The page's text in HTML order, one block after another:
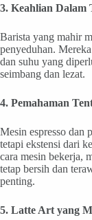
3. Keahlian Dalam
Barista yang mahir
penyeduhan.
dan suhu yang
seimbang dan lezat.
4. Pemahaman
Mesin espresso dan
tetapi ekstensi dari
cara mesin bekerja,
tetap bersih dan
penting.
5. Latte Art yang